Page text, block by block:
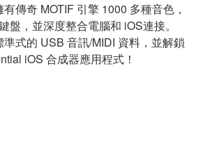
傳奇 MOTIF 引擎 1000 多種音色，
盤，並深度整合電腦和 iOS連接。
式的 USB 音訊/MIDI 資料，並解鎖
iOS 合成器應用程式！